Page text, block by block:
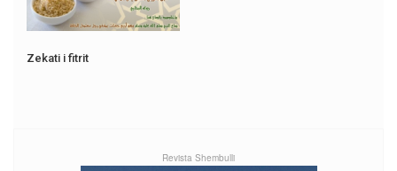
Zekati i fitrit
Revista Shembulli